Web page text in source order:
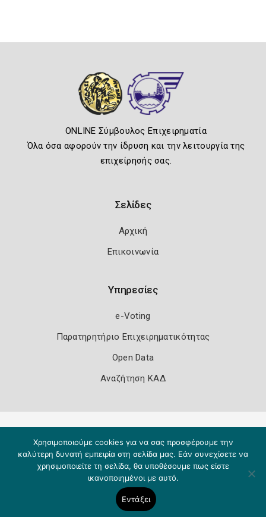
ONLINE Σύμβουλος Επιχειρηματία
Όλα όσα αφορούν την ίδρυση και την λειτουργία της
επιχείρησής σας.
Σελίδες
Αρχική
Επικοινωνία
Υπηρεσίες
e-Voting
Παρατηρητήριο Επιχειρηματικότητας
Open Data
Αναζήτηση ΚΑΔ
Χρησιμοποιούμε cookies για να σας προσφέρουμε την
καλύτερη δυνατή εμπειρία στη σελίδα μας. Εάν συνεχίσετε να
χρησιμοποιείτε τη σελίδα, θα υποθέσουμε πως είστε
ικανοποιημένοι με αυτό.
Εντάξει
Copyright 2026 Knowledge A.E.